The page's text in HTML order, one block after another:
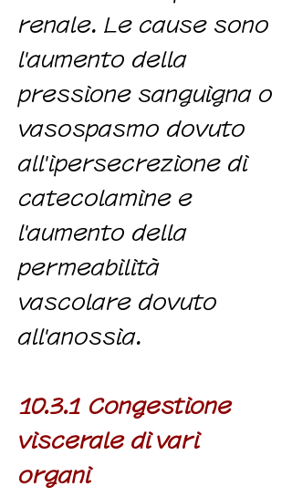
renale. Le cause sono
l'aumento della
pressione sanguigna o
vasospasmo dovuto
all'ipersecrezione di
catecolamine e
l'aumento della
permeabilità
vascolare dovuto
all'anossia.
10.3.1 Congestione
viscerale di vari
organi